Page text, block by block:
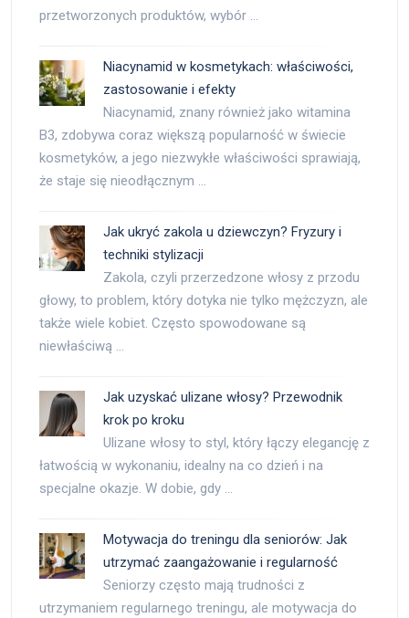
przetworzonych produktów, wybór …
Niacynamid w kosmetykach: właściwości,
zastosowanie i efekty
Niacynamid, znany również jako witamina
B3, zdobywa coraz większą popularność w świecie
kosmetyków, a jego niezwykłe właściwości sprawiają,
że staje się nieodłącznym …
Jak ukryć zakola u dziewczyn? Fryzury i
techniki stylizacji
Zakola, czyli przerzedzone włosy z przodu
głowy, to problem, który dotyka nie tylko mężczyzn, ale
także wiele kobiet. Często spowodowane są
niewłaściwą …
Jak uzyskać ulizane włosy? Przewodnik
krok po kroku
Ulizane włosy to styl, który łączy elegancję z
łatwością w wykonaniu, idealny na co dzień i na
specjalne okazje. W dobie, gdy …
Motywacja do treningu dla seniorów: Jak
utrzymać zaangażowanie i regularność
Seniorzy często mają trudności z
utrzymaniem regularnego treningu, ale motywacja do